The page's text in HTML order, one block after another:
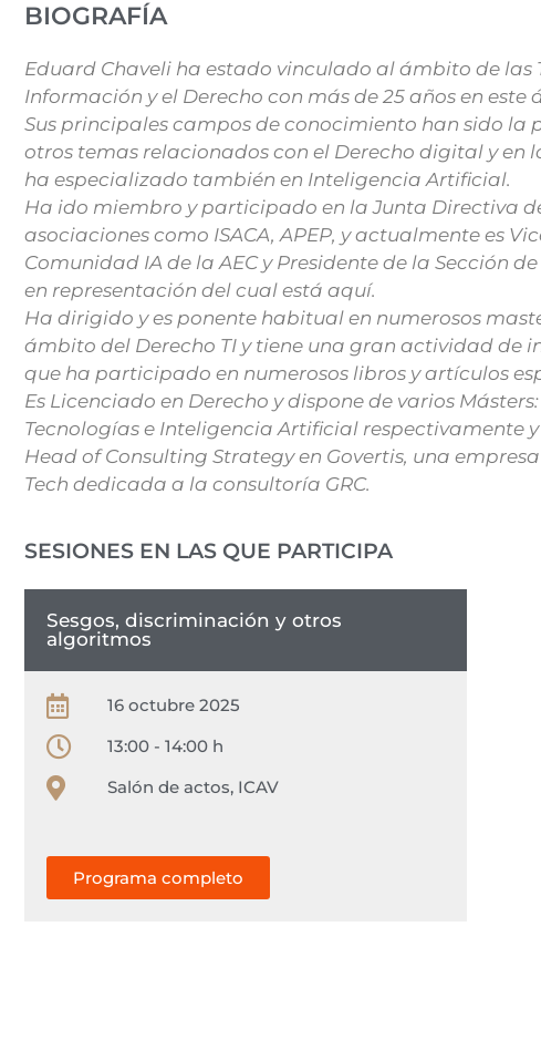
BIOGRAFÍA
Eduard Chaveli ha estado vinculado al ámbito de las
Información y el Derecho con más de 25 años en este
Sus principales campos de conocimiento han sido la
otros temas relacionados con el Derecho digital y en
ha especializado también en Inteligencia Artificial.
Ha ido miembro y participado en la Junta Directiva
asociaciones como ISACA, APEP, y actualmente es
Comunidad IA de la AEC y Presidente de la Sección de
en representación del cual está aquí.
Ha dirigido y es ponente habitual en numerosos
ámbito del Derecho TI y tiene una gran actividad de
que ha participado en numerosos libros y artículos
Es Licenciado en Derecho y dispone de varios
Tecnologías e Inteligencia Artificial respectivamente
Head of Consulting Strategy en Govertis, una
Tech dedicada a la consultoría GRC.
SESIONES EN LAS QUE PARTICIPA
Sesgos, discriminación y otros
algoritmos
16 octubre 2025
13:00 - 14:00 h
Salón de actos, ICAV
Programa completo